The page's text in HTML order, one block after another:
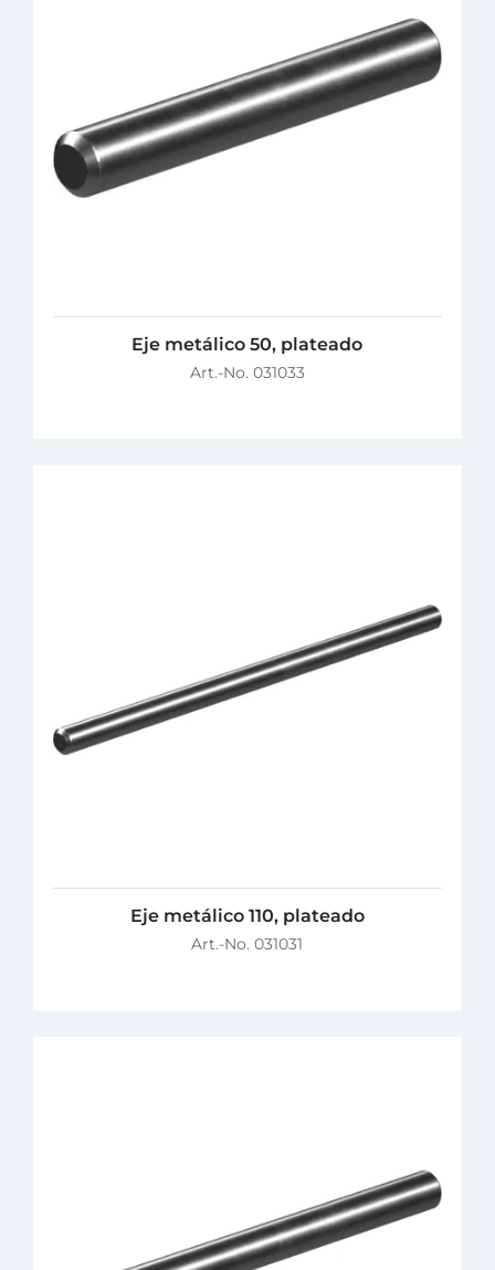
Eje metálico 50, plateado
Art.-No. 031033
Eje metálico 110, plateado
Art.-No. 031031